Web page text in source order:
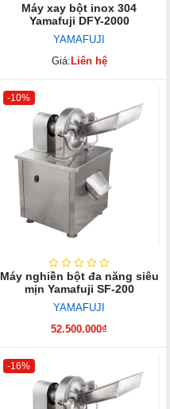
Máy xay bột inox 304
Yamafuji DFY-2000
YAMAFUJI
Giá:Liên hệ
-10%
Máy nghiền bột đa năng siêu
mịn Yamafuji SF-200
YAMAFUJI
52.500.000₫
-16%